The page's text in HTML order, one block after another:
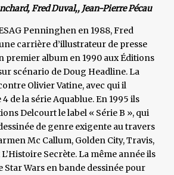
Fred Duval,, Jean-Pierre Pécau
Penninghen en 1988, Fred
carrière d’illustrateur de presse
premier album en 1990 aux Éditions
scénario de Doug Headline. La
Olivier Vatine, avec qui il
de la série Aquablue. En 1995 ils
Delcourt le label « Série B », qui
de genre exigente au travers
Mc Callum, Golden City, Travis,
Secrète. La même année ils
Star Wars en bande dessinée pour